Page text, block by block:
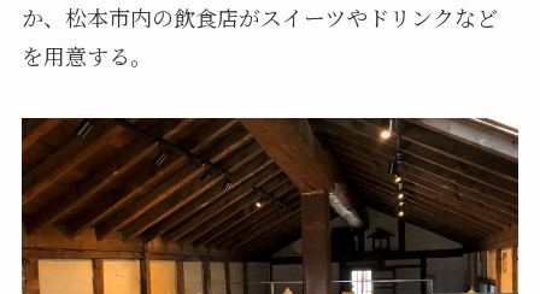
か、松本市内の飲食店がスイーツやドリンクなど
を用意する。